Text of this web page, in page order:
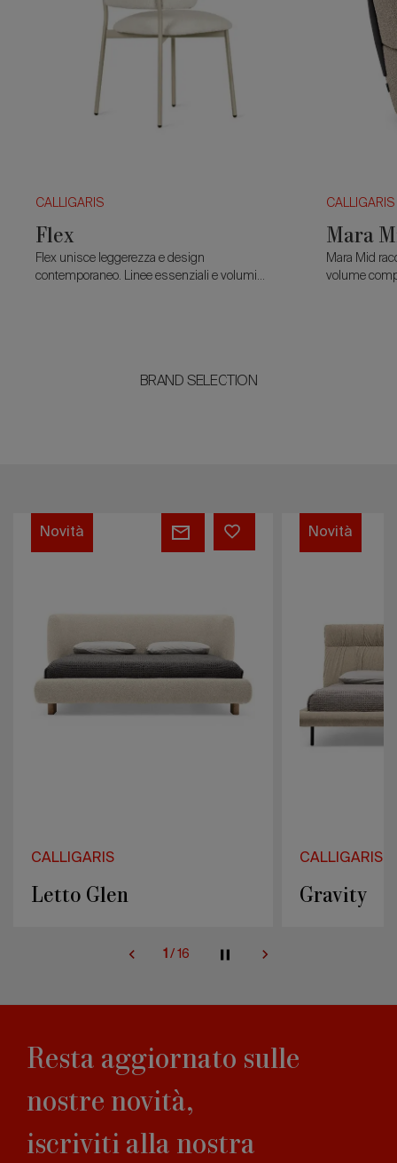
CALLIGARIS
Flex
Flex unisce leggerezza e design
contemporaneo. Linee essenziali e volumi
CALLIGARIS
Mara
Mara Mid
volume
BRAND SELECTION
Gravity
Novità
CALLIGARIS
Gravity
Mobili
Novità
Mobili
Calligaris
2 /16
Resta aggiornato sulle
nostre novità,
iscriviti alla nostra